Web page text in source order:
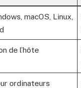
macOS, Linux,
de l’hôte
ordinateurs